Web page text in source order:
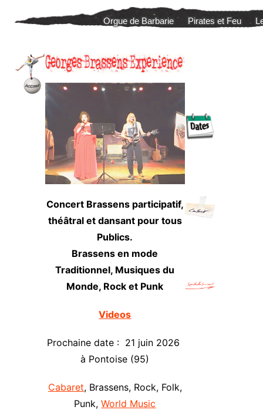
Orgue de Barbarie Pirates et Feu
Concert Brassens participatif,
théâtral et dansant pour tous
Publics.
Brassens en mode
Traditionnel, Musiques du
Monde, Rock et Punk
Videos
Prochaine date : 21 juin 2026
à Pontoise (95)
Cabaret, Brassens, Rock, Folk,
Punk,World Music